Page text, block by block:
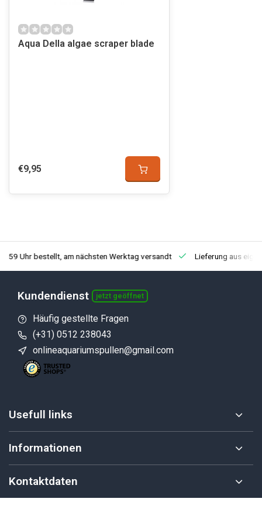
Aqua Della algae scraper blade
€9,95
Uhr bestellt, am nächsten Werktag versandt Lieferung aus
Kundendienst jetzt geöffnet
Häufig gestellte Fragen
(+31) 0512 238043
onlineaquariumspullen@gmail.com
Usefull links
Informationen
Kontaktdaten